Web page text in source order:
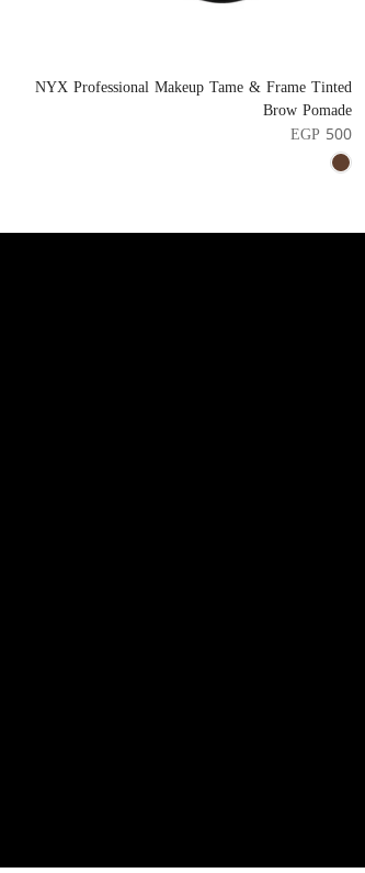
NYX Professional Makeup Tame & Frame Tinted
Brow Pomade
EGP 500